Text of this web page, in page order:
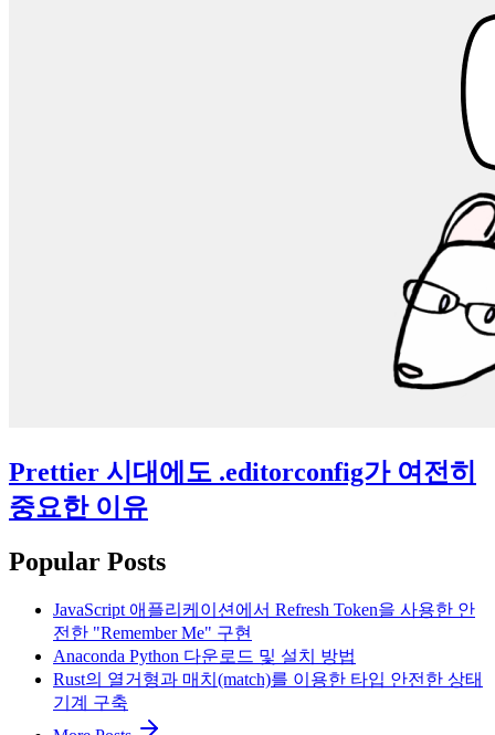
Prettier 시대에도 .editorconfig가 여전히
중요한 이유
Popular Posts
JavaScript 애플리케이션에서 Refresh Token을 사용한 안
전한 "Remember Me" 구현
Anaconda Python 다운로드 및 설치 방법
Rust의 열거형과 매치(match)를 이용한 타입 안전한 상태
기계 구축